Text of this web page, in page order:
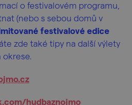
o festivalovém programu,
(nebo s sebou domů v
festivalové edice
zde také tipy na další výlety
hudbaznojmo